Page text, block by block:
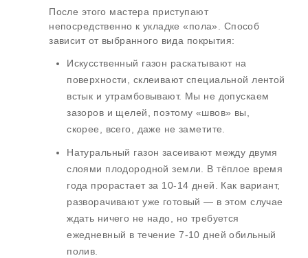
После этого мастера приступают
непосредственно к укладке «пола». Способ
зависит от выбранного вида покрытия:
Искусственный газон раскатывают на
поверхности, склеивают специальной лентой
встык и утрамбовывают. Мы не допускаем
зазоров и щелей, поэтому «швов» вы,
скорее, всего, даже не заметите.
Натуральный газон засеивают между двумя
слоями плодородной земли. В тёплое время
года прорастает за 10-14 дней. Как вариант,
разворачивают уже готовый — в этом случае
ждать ничего не надо, но требуется
ежедневный в течение 7-10 дней обильный
полив.